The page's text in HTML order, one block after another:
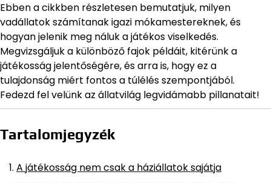
Ebben a cikkben részletesen bemutatjuk, milyen
vadállatok számítanak igazi mókamestereknek, és
hogyan jelenik meg náluk a játékos viselkedés.
Megvizsgáljuk a különböző fajok példáit, kitérünk a
játékosság jelentőségére, és arra is, hogy ez a
tulajdonság miért fontos a túlélés szempontjából.
Fedezd fel velünk az állatvilág legvidámabb pillanatait!
Tartalomjegyzék
A játékosság nem csak a háziállatok sajátja